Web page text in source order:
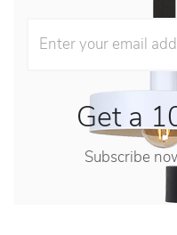
Get a
Subscribe